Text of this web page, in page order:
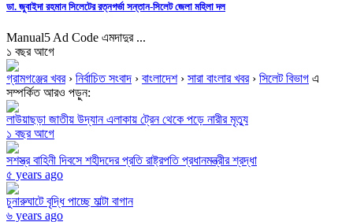
ডা. জুবাইদা রহমান সিলেটের রত্নগর্ভা সন্তান-সিলেট জেলা মহিলা দল
Manual5 Ad Code এমদাদুর ...
১ বছর আগে
গ্রামগঞ্জের খবর› নির্বাচিত সংবাদ › বাংলাদেশ› সারা বাংলার খবর› সিলেট বিভাগ এ
সম্পর্কিত আরও পড়ুন:
লাউয়াছড়া জাতীয় উদ্যান এলাকায় ট্রেন থেকে পড়ে নারীর মৃত্যু
১ বছর আগে
সশস্ত্র বাহিনী দিবসে শহীদদের প্রতি রাষ্ট্রপতি প্রধানমন্ত্রীর শ্রদ্ধা
৫ years ago
চুনারুঘাটে বৃদ্ধি পাচ্ছে মাল্টা বাগান
৬ years ago